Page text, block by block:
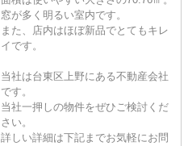
窓が多く明るい室内です。
また、店内はほぼ新品でとてもキレ
イです。
当社は台東区上野にある不動産会社
です。
当社一押しの物件をぜひご検討くだ
さい。
詳しい詳細は下記までお気軽にお問